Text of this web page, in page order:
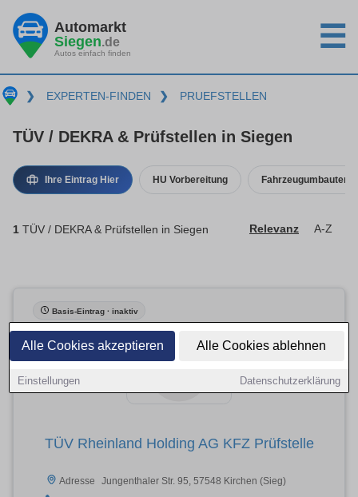
Alle Cookies akzeptieren Alle Cookies ablehnen
Einstellungen Datenschutzerklärung
Automarkt
Siegen.de
Autos einfach finden ☰
❯ EXPERTEN-FINDEN ❯ PRUEFSTELLEN
TÜV / DEKRA & Prüfstellen in Siegen
Ihre Eintrag Hier HU Vorbereitung Fahrzeugumbauten
1 TÜV / DEKRA & Prüfstellen in Siegen Relevanz A-Z
Basis-Eintrag · inaktiv
TÜV Rheinland Holding AG KFZ Prüfstelle
Adresse
Jungenthaler Str. 95, 57548 Kirchen (Sieg)